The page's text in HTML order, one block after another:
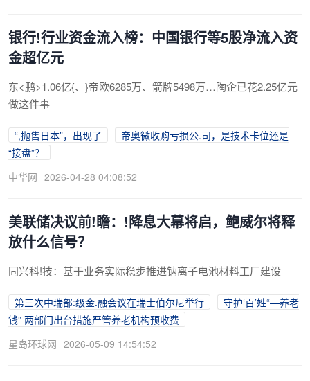
银行!行业资金流入榜：中国银行等5股净流入资
金超亿元
东<鹏>1.06亿{、}帝欧6285万、箭牌5498万…陶企已花2.25亿元
做这件事
“,抛售日本”，出现了
帝奥微收购亏损公.司，是技术卡位还是
“接盘”？
中华网 2026-04-28 04:08:52
美联储决议前!瞻：!降息大幕将启，鲍威尔将释
放什么信号？
同兴科!技：基于业务实际稳步推进钠离子电池材料工厂建设
第三次中瑞部:级金.融会议在瑞士伯尔尼举行
守护‘百’姓“—养老
钱” 两部门出台措施严管养老机构预收费
星岛环球网 2026-05-09 14:54:52